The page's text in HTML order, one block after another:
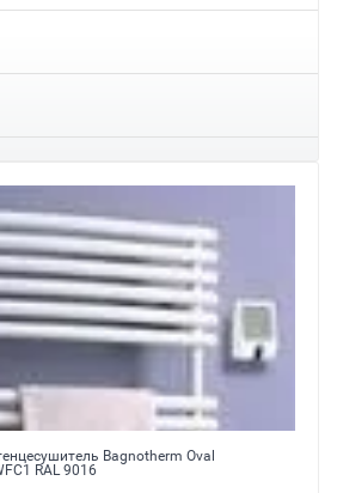
Bagnotherm Oval
RAL 9016